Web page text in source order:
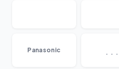
Panasonic ...